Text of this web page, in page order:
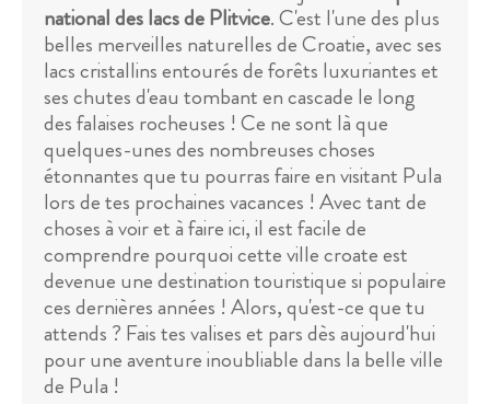
national des lacs de Plitvice. C'est l'une des plus
belles merveilles naturelles de Croatie, avec ses
lacs cristallins entourés de forêts luxuriantes et
ses chutes d'eau tombant en cascade le long
des falaises rocheuses ! Ce ne sont là que
quelques-unes des nombreuses choses
étonnantes que tu pourras faire en visitant Pula
lors de tes prochaines vacances ! Avec tant de
choses à voir et à faire ici, il est facile de
comprendre pourquoi cette ville croate est
devenue une destination touristique si populaire
ces dernières années ! Alors, qu'est-ce que tu
attends ? Fais tes valises et pars dès aujourd'hui
pour une aventure inoubliable dans la belle ville
de Pula !